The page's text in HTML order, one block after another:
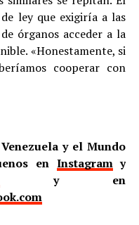
ley que exigiría a las
órganos acceder a la
«Honestamente, si
cooperar con
y el Mundo
en Instagramy
y en